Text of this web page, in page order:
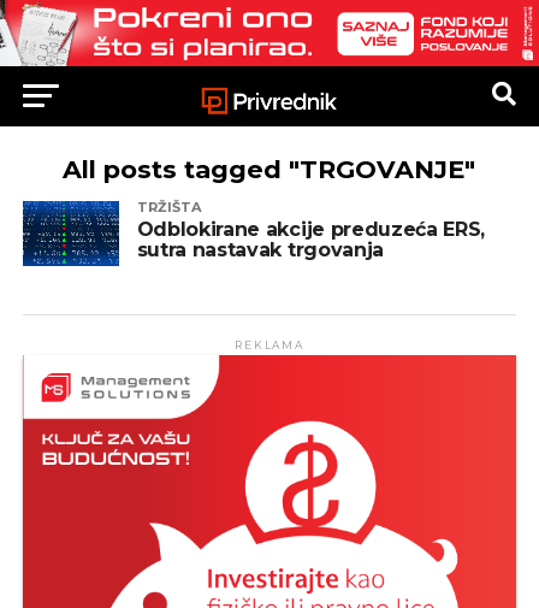
All posts tagged "TRGOVANJE"
TRŽIŠTA
Odblokirane akcije preduzeća ERS,
sutra nastavak trgovanja
REKLAMA